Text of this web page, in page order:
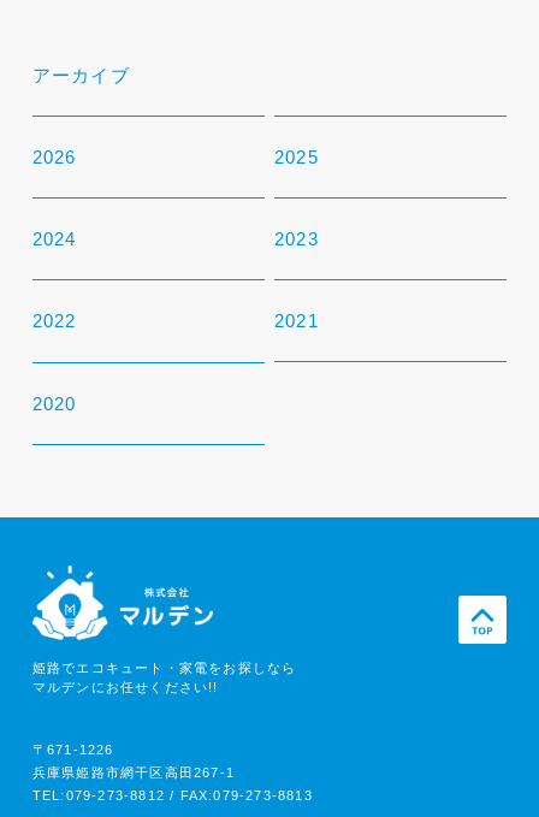
アーカイブ
2026 2025
2024 2023
2022 2021
2020
姫路でエコキュート・家電をお探しなら
マルデンにお任せください!!
〒671-1226
兵庫県姫路市網干区高田267-1
TEL:079-273-8812 / FAX:079-273-8813